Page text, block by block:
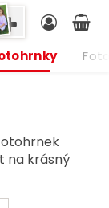
na krásný